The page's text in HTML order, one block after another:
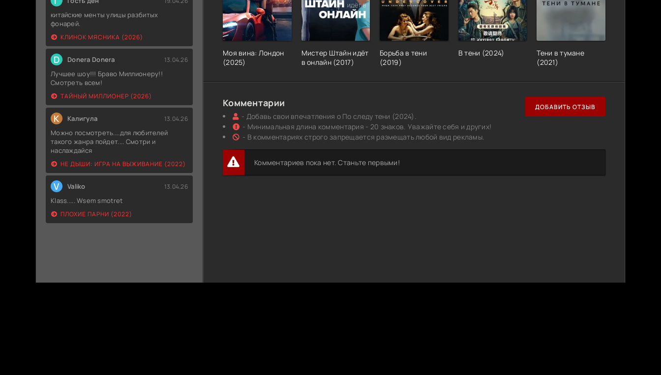
китайские менты улицы разбитых
фонарей.
КЛИНОК МЯСНИКА (2026)
D Donera Donera 13.04.26
Лучшее шоу!!! Браво Миллионеру!!
Смотреть всем!
ТАЙНЫЙ МИЛЛИОНЕР (2026)
К Калигула 13.04.26
Можно посмотреть....для любителей
такого жанра пойдет.... Смотри и
наслаждайся
НЕ ДЫШИ: ИГРА НА ВЫЖИВАНИЕ (2022)
V Valiko 13.04.26
Klass..... Wsem smotret
ПЛОХИЕ ПАРНИ (2022)
Моя вина: Лондон
(2025)
Мистер Штайн идёт
в онлайн (2017)
Борьба в тени
(2019)
В тени (2024)
Тени в тумане
(2021)
Комментарии
- Добавь свои впечатления о По следу тени (2024).
- Минимальная длина комментария - 20 знаков. Уважайте себя и других!
- В комментариях строго запрещается размещать любой вид рекламы.
ДОБАВИТЬ ОТЗЫВ
Комментариев пока нет. Станьте первыми!